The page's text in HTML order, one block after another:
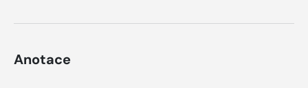
Anotace